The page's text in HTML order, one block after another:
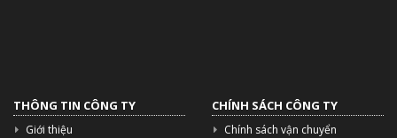
THÔNG TIN CÔNG TY
Giới thiệu
CHÍNH SÁCH CÔNG TY
Chính sách vận chuyển